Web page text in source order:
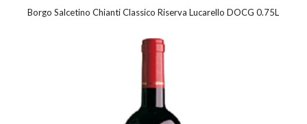
Borgo Salcetino Chianti Classico Riserva Lucarello DOCG 0.75L